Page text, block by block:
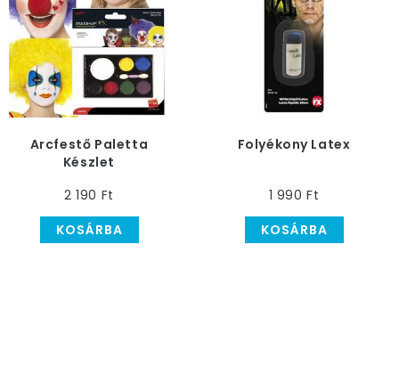
Arcfestő Paletta
Készlet
2 190 Ft
KOSÁRBA
Folyékony Latex
1 990 Ft
KOSÁRBA